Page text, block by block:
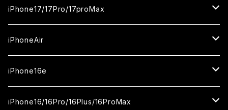
ガラスフィルム
セラミックフィルム
カメラ用フィルム
iPhone17/17Pro/17proMax
iPhone17
ガラスフィルム
セラミックフィルム
iPhone17Pro
ガラスフィルム
iPhone17proMax
iPhoneAir
ガラスフィルム
セラミックフィルム
iPhone16e
ガラスフィルム
iPhone16/16Pro/16Plus/16ProMax